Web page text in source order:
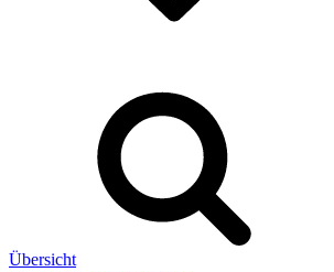
Übersicht